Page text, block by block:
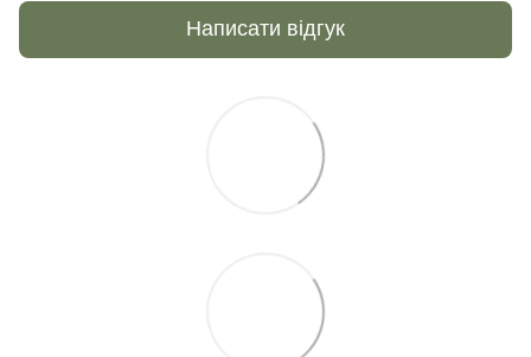
Написати відгук